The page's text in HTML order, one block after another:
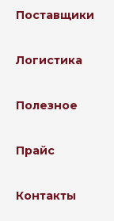
Поставщики
Логистика
Полезное
Прайс
Контакты